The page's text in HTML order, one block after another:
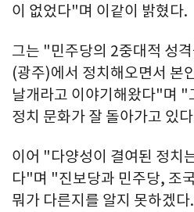
이 없었다"며 이같이 밝혔다.
그는 "민주당의 2중대적 성격
(광주)에서 정치해오면서 본
날개라고 이야기해왔다"며 "
정치 문화가 잘 돌아가고 있
이어 "다양성이 결여된 정치
다"며 "진보당과 민주당, 조
뭐가 다른지를 알지 못하겠다